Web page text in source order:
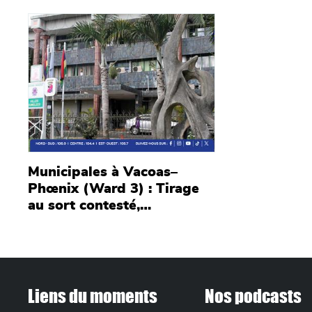
victoire du Reform Party
Main picture
Municipales à Vacoas–
Phœnix (Ward 3) : Tirage
au sort contesté,
Liens du moments Nos podcasts